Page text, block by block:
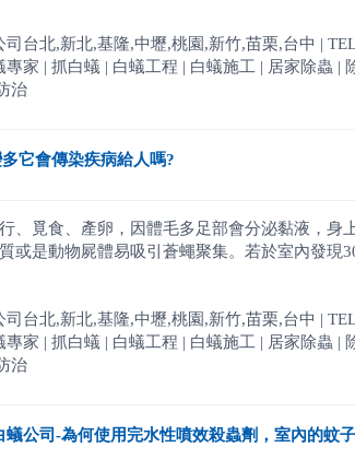
司台北,新北,基隆,中壢,桃園,新竹,苗栗,台中 |
家 | 抓白蟻 | 白蟻工程 | 白蟻施工 | 居家除蟲 |
治
它會傳染疾病給人嗎?
、覓食、產卵，因體毛多足部會分泌黏液，
或是動物屍體易吸引蒼蠅聚集。若於室內發現
司台北,新北,基隆,中壢,桃園,新竹,苗栗,台中 |
家 | 抓白蟻 | 白蟻工程 | 白蟻施工 | 居家除蟲 |
治
公司-為何使用完水性噴效殺蟲劑，室內的蚊子